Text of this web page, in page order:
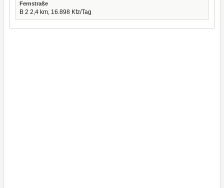
Fernstraße
B 2 2,4 km, 16.898 Kfz/Tag